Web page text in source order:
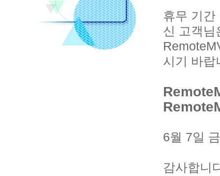
휴무 기간
신 고객님
시기 바랍
6월 7일
감사합니